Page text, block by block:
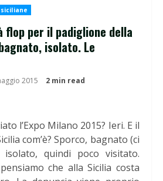
flop per il padiglione della
isolato. Le
2015 2 min read
l’Expo Milano 2015? Ieri. E il
com’è? Sporco, bagnato (ci
quindi poco visitato.
che alla Sicilia costa